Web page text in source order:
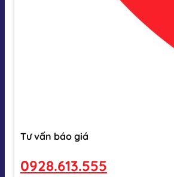
Tư vấn báo giá
0928.613.555